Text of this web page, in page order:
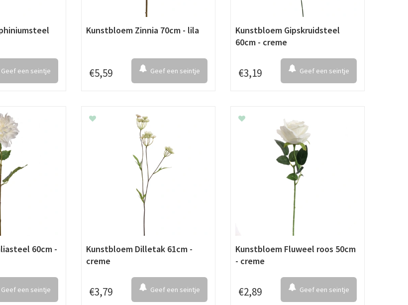
Geef een seintje
Kunstbloem Zinnia 70cm - lila
€5,59 Geef een seintje
Kunstbloem Gipskruidsteel
60cm - creme
€3,19 Geef een seintje
60cm -
Geef een seintje
Kunstbloem Dilletak 61cm -
creme
€3,79 Geef een seintje
Kunstbloem Fluweel roos 50cm
- creme
€2,89 Geef een seintje